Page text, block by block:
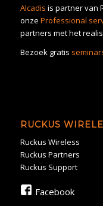
Alcadis is partner van
onze Professional
partners met het
Bezoek gratis
RUCKUS
Ruckus Wireless
Ruckus Partners
Ruckus Support
Facebook